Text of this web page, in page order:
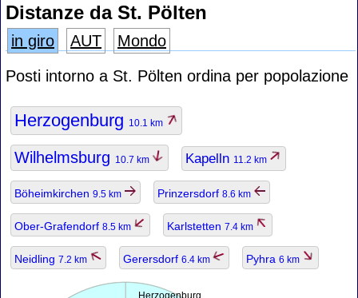
Distanze da St. Pölten
in giro AUT
Mondo
Posti intorno a St. Pölten ordina per popolazione
Herzogenburg 10.1 km
Wilhelmsburg 10.7 km Kapelln 11.2 km
Böheimkirchen 9.5 km Prinzersdorf 8.6 km
Ober-Grafendorf 8.5 km Karlstetten 7.4 km
Neidling 7.2 km Gerersdorf 6.4 km Pyhra 6 km
Herzogenburg